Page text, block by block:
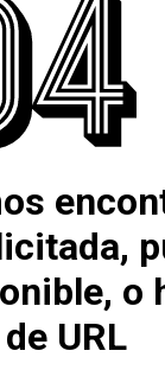
o
URL